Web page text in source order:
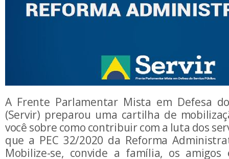
A Frente Parlamentar Mista em Defesa
(Servir) preparou uma cartilha de
você sobre como contribuir com a luta dos
que a PEC 32/2020 da Reforma
Mobilize-se, convide a família, os amigos